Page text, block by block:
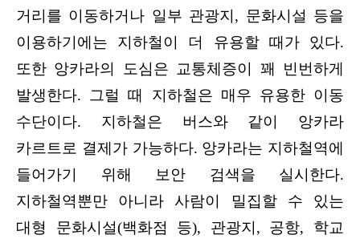
거리를 이동하거나 일부 관광지, 문화시설 등을
이용하기에는 지하철이 더 유용할 때가 있다.
또한 앙카라의 도심은 교통체증이 꽤 빈번하게
발생한다. 그럴 때 지하철은 매우 유용한 이동
수단이다. 지하철은 버스와 같이 앙카라
카르트로 결제가 가능하다. 앙카라는 지하철역에
들어가기 위해 보안 검색을 실시한다.
지하철역뿐만 아니라 사람이 밀집할 수 있는
대형 문화시설(백화점 등), 관광지, 공항, 학교